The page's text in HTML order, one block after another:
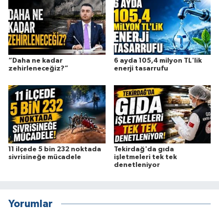
“Daha ne kadar
zehirleneceğiz?”
6 ayda 105,4 milyon TL'lik
enerji tasarrufu
11 ilçede 5 bin 232 noktada
sivrisineğe mücadele
Tekirdağ'da gıda
işletmeleri tek tek
denetleniyor
Yorumlar